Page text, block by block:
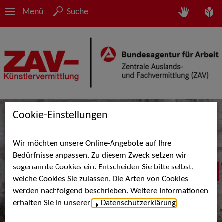
Menü Suche
Cookie-Einstellungen
Wir möchten unsere Online-Angebote auf Ihre
Bedürfnisse anpassen. Zu diesem Zweck setzen wir
sogenannte Cookies ein. Entscheiden Sie bitte selbst,
welche Cookies Sie zulassen. Die Arten von Cookies
werden nachfolgend beschrieben. Weitere Informationen
erhalten Sie in unserer
Datenschutzerklärung